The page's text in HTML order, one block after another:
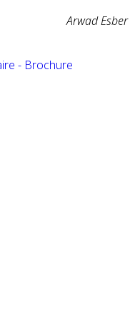
Arwad Esber
- Brochure